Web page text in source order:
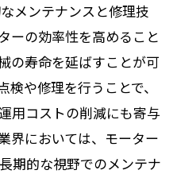
メンテナンスと修理技
ーの効率性を高めること
の寿命を延ばすことが可
や修理を行うことで、
用コストの削減にも寄与
界においては、モーター
期的な視野でのメンテナ